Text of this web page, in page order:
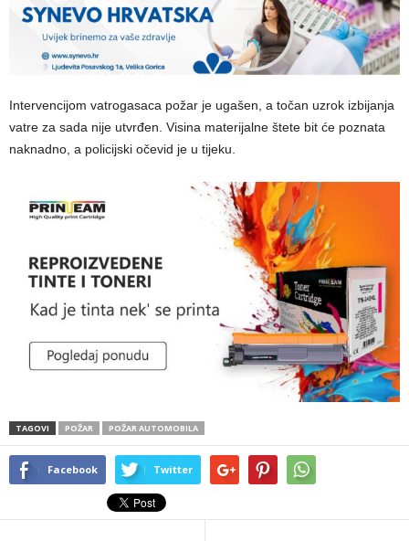
Intervencijom vatrogasaca požar je ugašen, a točan uzrok izbijanja
vatre za sada nije utvrđen. Visina materijalne štete bit će poznata
naknadno, a policijski očevid je u tijeku.
TAGOVI POŽAR POŽAR AUTOMOBILA
Facebook Twitter